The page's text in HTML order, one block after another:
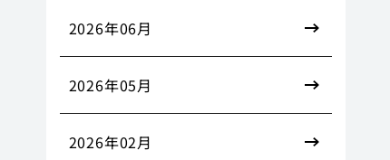
2026年06月
2026年05月
2026年02月